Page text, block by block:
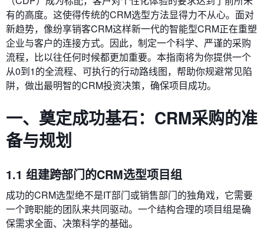
有的高度。这使得传统的CRM选型方法显得力不从心。面对
新趋势，像纷享销客CRM这样新一代的智能型CRM正在重塑
企业与客户的连接方式。因此，制定一个科学、严谨的采购
流程，比以往任何时候都更加重要。本指南将为你提供一个
从0到1的全流程、可执行的行动路线图，帮助你规避常见陷
阱，做出最明智的CRM投资决策，确保项目成功。
一、奠定成功基石：CRM采购的准
备与规划
1.1 组建跨部门的CRM选型项目组
成功的CRM选型绝不是IT部门或销售部门的独角戏，它需要
一个跨职能的团队来共同驱动。一个结构合理的项目组是确
保需求全面、决策科学的基础。